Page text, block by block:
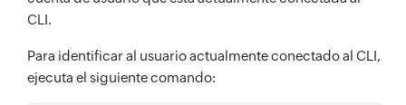
CLI.
Para identificar al usuario actualmente conectado al CLI,
ejecuta el siguiente comando: